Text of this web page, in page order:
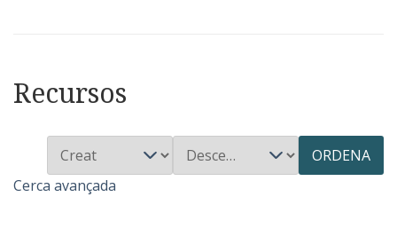
Recursos
ORDENA
Cerca avançada